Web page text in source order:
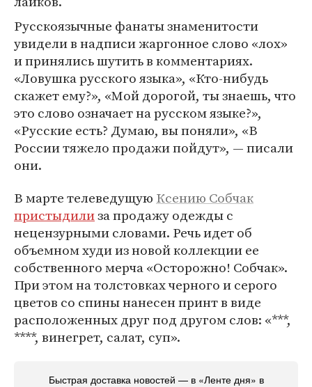
Русскоязычные фанаты знаменитости
увидели в надписи жаргонное слово «лох»
и принялись шутить в комментариях.
«Ловушка русского языка», «Кто-нибудь
скажет ему?», «Мой дорогой, ты знаешь, что
это слово означает на русском языке?»,
«Русские есть? Думаю, вы поняли», «В
России тяжело продажи пойдут», — писали
они.
В марте телеведущую Ксению Собчак
пристыдилиза продажу одежды с
нецензурными словами. Речь идет об
объемном худи из новой коллекции ее
собственного мерча «Осторожно! Собчак».
При этом на толстовках черного и серого
цветов со спины нанесен принт в виде
расположенных друг под другом слов: «***,
****, винегрет, салат, суп».
Быстрая доставка новостей — в «Ленте дня» в